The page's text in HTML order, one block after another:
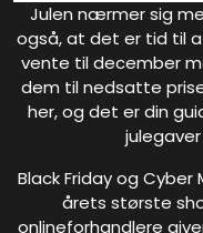
Julen nærmer sig
også, at det er tid til
vente til december
dem til nedsatte
her, og det er din
Black Friday og
årets største
onlineforhandlere